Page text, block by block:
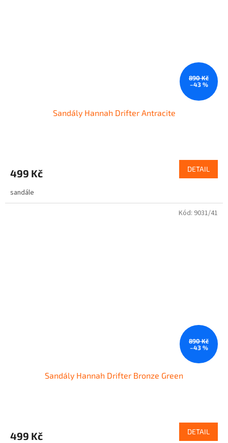
890 Kč
–43 %
Sandály Hannah Drifter Antracite
499 Kč DETAIL
sandále
890 Kč
–43 %
Sandály Hannah Drifter Bronze Green
499 Kč DETAIL
Kód: 9031/41